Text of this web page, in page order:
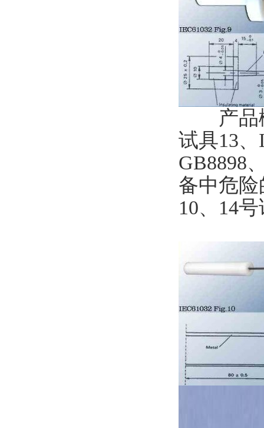
产品概
试具13、
GB8898
备中危
10、14